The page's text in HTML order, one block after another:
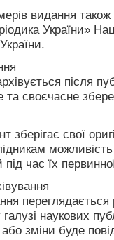
видання
України»
після
та своєчасне
зберігає свої
час їх первинної
наукових
зміни буде